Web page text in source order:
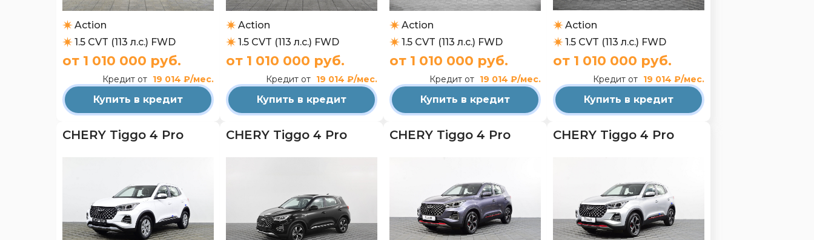
Action
1.5 CVT (113 л.с.) FWD
от 1 010 000 руб.
Кредит от 19 014 ₽/мес.
Купить в кредит
Action
1.5 CVT (113 л.с.) FWD
от 1 010 000 руб.
Кредит от 19 014 ₽/мес.
Купить в кредит
Action
1.5 CVT (113 л.с.) FWD
от 1 010 000 руб.
Кредит от 19 014 ₽/мес.
Купить в кредит
Action
1.5 CVT (113 л.с.) FWD
от 1 010 000 руб.
Кредит от 19 014 ₽/мес.
Купить в кредит
CHERY Tiggo 4 Pro CHERY Tiggo 4 Pro CHERY Tiggo 4 Pro CHERY Tiggo 4 Pro